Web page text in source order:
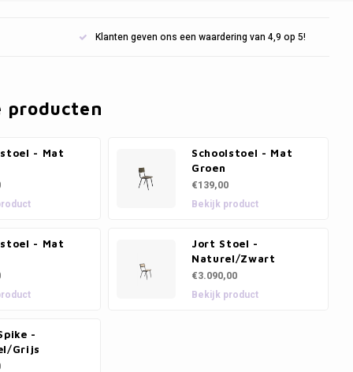
Klanten geven ons een waardering van 4,9 op 5!
producten
- Mat
Schoolstoel - Mat
Groen
€139,00
Bekijk product
- Mat
Jort Stoel -
Naturel/Zwart
€3.090,00
Bekijk product
-
Grijs